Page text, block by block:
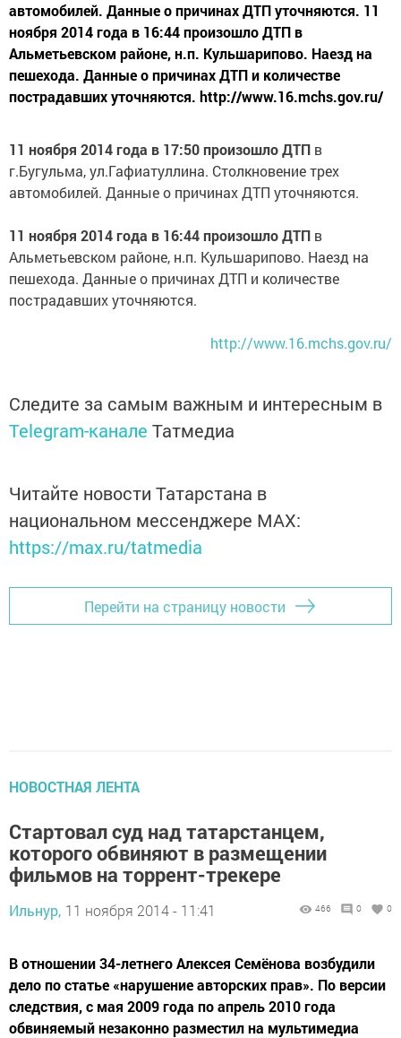
автомобилей. Данные о причинах ДТП уточняются. 11
ноября 2014 года в 16:44 произошло ДТП в
Альметьевском районе, н.п. Кульшарипово. Наезд на
пешехода. Данные о причинах ДТП и количестве
пострадавших уточняются. http://www.16.mchs.gov.ru/
11 ноября 2014 года в 17:50 произошло ДТП в
г.Бугульма, ул.Гафиатуллина. Столкновение трех
автомобилей. Данные о причинах ДТП уточняются.
11 ноября 2014 года в 16:44 произошло ДТП в
Альметьевском районе, н.п. Кульшарипово. Наезд на
пешехода. Данные о причинах ДТП и количестве
пострадавших уточняются.
http://www.16.mchs.gov.ru/
Следите за самым важным и интересным в
Telegram-канале Татмедиа
Читайте новости Татарстана в
национальном мессенджере MАХ:
https://max.ru/tatmedia
Перейти на страницу новости
НОВОСТНАЯ ЛЕНТА
Стартовал суд над татарстанцем,
которого обвиняют в размещении
фильмов на торрент-трекере
Ильнур, 11 ноября 2014 - 11:41 466 0 0
В отношении 34-летнего Алексея Семёнова возбудили
дело по статье «нарушение авторских прав». По версии
следствия, с мая 2009 года по апрель 2010 года
обвиняемый незаконно разместил на мультимедиа